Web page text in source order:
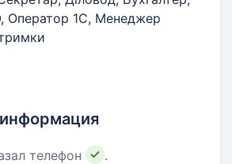
1C, Менеджер
телефон
.